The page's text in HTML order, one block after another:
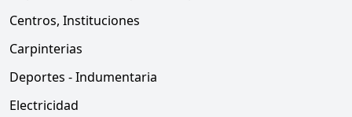
Centros, Instituciones
Carpinterias
Deportes - Indumentaria
Electricidad